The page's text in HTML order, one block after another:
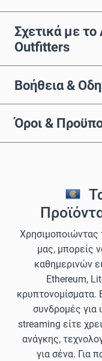
Σχετικά με
Outfitters
Βοήθεια &
Όροι &
Χρησιμοποιώντας
μας, μπορείς
καθημερινών
Ethereum,
κρυπτονομίσματα.
συνδρομές για
streaming είτε
ανάγκης,
για σένα. Για